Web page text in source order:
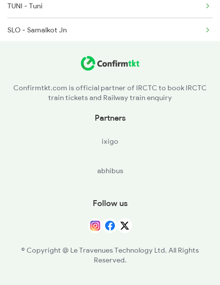
2071 Bbs Tpty Spl
2072 Tpty Bbs Spl
TUNI - Tuni
SLO - Samalkot Jn
BZA - Vijayawada Jn
NZB - Nizamabad
Confirmtkt.com is official partner of IRCTC to book IRCTC
train tickets and Railway train enquiry
Partners
ixigo
abhibus
Follow us
© Copyright @ Le Travenues Technology Ltd. All Rights
Reserved.